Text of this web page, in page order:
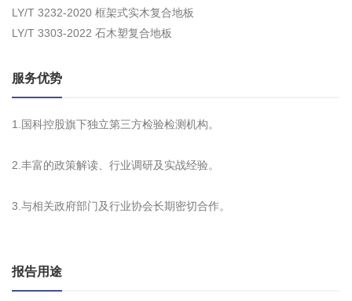
LY/T 3232-2020 框架式实木复合地板
LY/T 3303-2022 石木塑复合地板
服务优势
1.国科控股旗下独立第三方检验检测机构。
2.丰富的政策解读、行业调研及实战经验。
3.与相关政府部门及行业协会长期密切合作。
报告用途